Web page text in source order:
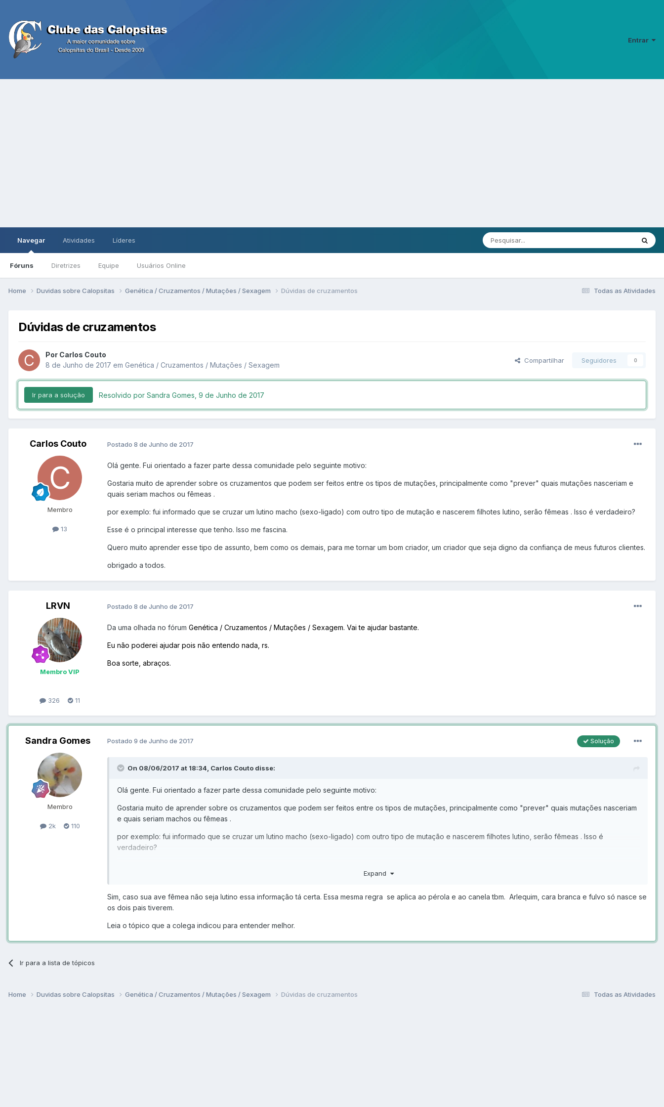
Entrar
Navegar
Fóruns Diretrizes Equipe Usuários Online
Atividades Líderes
Todas as Atividades
Home Duvidas sobre Calopsitas Genética / Cruzamentos / Mutações / Sexagem Dúvidas de cruzamentos
Dúvidas de cruzamentos
Por Carlos Couto
8 de Junho de 2017 em Genética / Cruzamentos / Mutações / Sexagem
Compartilhar Seguidores 0
Ir para a solução Resolvido por Sandra Gomes, 9 de Junho de 2017
Carlos Couto
Membro
13
Postado 8 de Junho de 2017
Olá gente. Fui orientado a fazer parte dessa comunidade pelo seguinte motivo:
Gostaria muito de aprender sobre os cruzamentos que podem ser feitos entre os tipos de mutações, principalmente como "prever" quais mutações nasceriam e
quais seriam machos ou fêmeas .
por exemplo: fui informado que se cruzar um lutino macho (sexo-ligado) com outro tipo de mutação e nascerem filhotes lutino, serão fêmeas . Isso é verdadeiro?
Esse é o principal interesse que tenho. Isso me fascina.
Quero muito aprender esse tipo de assunto, bem como os demais, para me tornar um bom criador, um criador que seja digno da confiança de meus futuros clientes.
obrigado a todos.
LRVN
Membro VIP
326 11
Postado 8 de Junho de 2017
Da uma olhada no fórum Genética / Cruzamentos / Mutações / Sexagem. Vai te ajudar bastante.
Eu não poderei ajudar pois não entendo nada, rs.
Boa sorte, abraços.
Sandra Gomes
Membro
2k 110
Solução
Postado 9 de Junho de 2017
On 08/06/2017 at 18:34, Carlos Couto disse:
Olá gente. Fui orientado a fazer parte dessa comunidade pelo seguinte motivo:
Gostaria muito de aprender sobre os cruzamentos que podem ser feitos entre os tipos de mutações, principalmente como "prever" quais mutações nasceriam
e quais seriam machos ou fêmeas .
por exemplo: fui informado que se cruzar um lutino macho (sexo-ligado) com outro tipo de mutação e nascerem filhotes lutino, serão fêmeas . Isso é
verdadeiro?
clientes.
obrigado a todos.
Expand
Sim, caso sua ave fêmea não seja lutino essa informação tá certa. Essa mesma regra se aplica ao pérola e ao canela tbm. Arlequim, cara branca e fulvo só nasce se
os dois pais tiverem.
Leia o tópico que a colega indicou para entender melhor.
Ir para a lista de tópicos
Todas as Atividades
Home Duvidas sobre Calopsitas Genética / Cruzamentos / Mutações / Sexagem Dúvidas de cruzamentos